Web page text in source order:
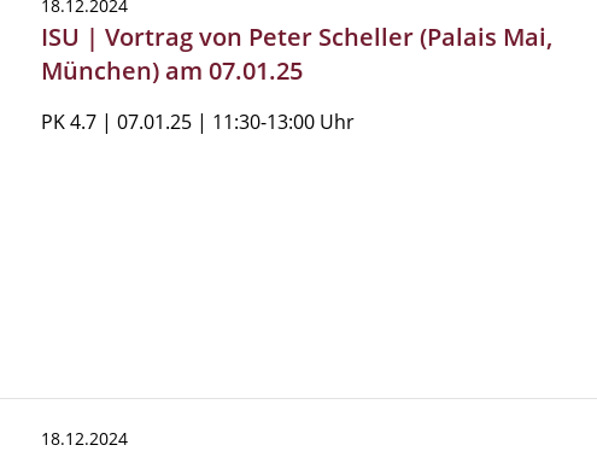
18.12.2024
ISU | Vortrag von Peter Scheller (Palais Mai,
München) am 07.01.25
PK 4.7 | 07.01.25 | 11:30-13:00 Uhr
18.12.2024